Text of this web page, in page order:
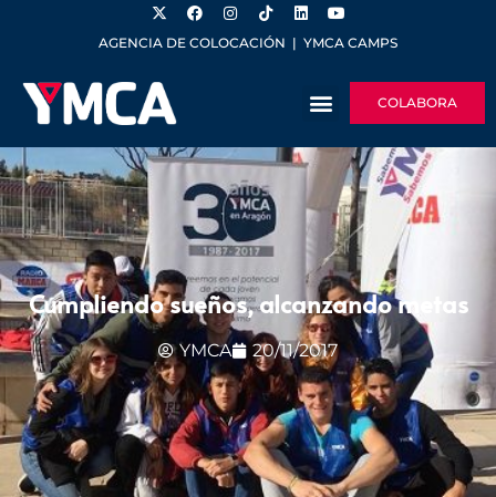
AGENCIA DE COLOCACIÓN | YMCA CAMPS
COLABORA
Cumpliendo sueños, alcanzando metas
YMCA 20/11/2017